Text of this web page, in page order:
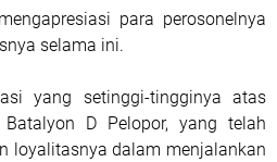
para perosonelnya
selama ini.
yang setinggi-tingginya atas
D Pelopor, yang telah
loyalitasnya dalam menjalankan